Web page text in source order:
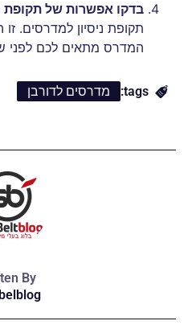
בדקו אפשרות של תקופת
תקופת ניסיון למדרסים.
המדרס מתאים לכם לפני
tags: מדרסים לדורבן
By